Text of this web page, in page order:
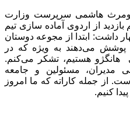
هاشمی سرپرست وزارت
از اردوی آماده سازی تیم
داشت: ابتدا از مجوعه دوستان
پوشش می‌دهند به ویژه که در
هانگژو هستیم، تشکر می‌کنم.
مدیران، مسئولین و جامعه
از جمله کاراته که ما امروز
کنیم.